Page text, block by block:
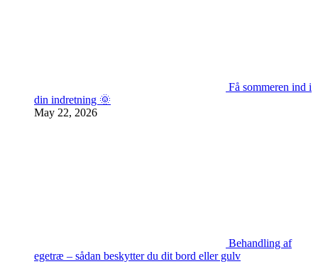
Få sommeren ind i
din indretning 🌞
May 22, 2026
Behandling af
egetræ – sådan beskytter du dit bord eller gulv